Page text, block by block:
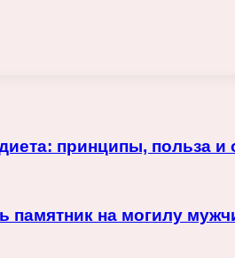
принципы, польза
памятник на могилу